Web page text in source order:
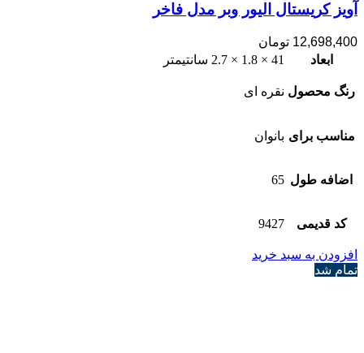
آویز کریستال الیور وبر مدل فاخر
12,698,400 تومان
ابعاد
41 × 1.8 × 2.7 سانتیمتر
رنگ محصول نقره ای
مناسب برای بانوان
اضافه طول 65
کد قدیمی 9427
افزودن به سبد خرید
تمام شد